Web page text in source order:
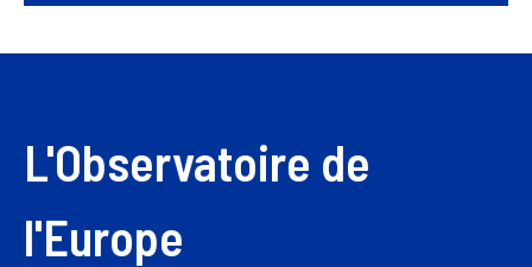
L'Observatoire de
l'Europe